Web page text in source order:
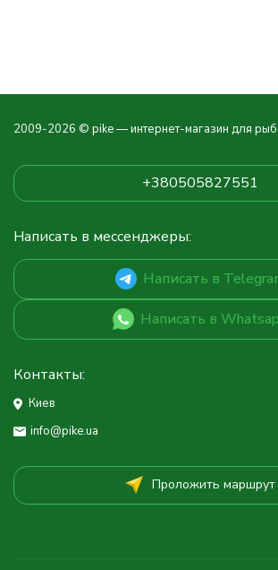
2009-2026 © pike — интернет-магазин для
+380505827551
Написать в мессенджеры:
Написать в
Написать в
Контакты:
Киев
info@pike.ua
Проложить маршрут